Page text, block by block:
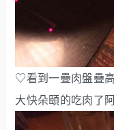
♡看到一疊肉盤疊
大快朵頤的吃肉了阿